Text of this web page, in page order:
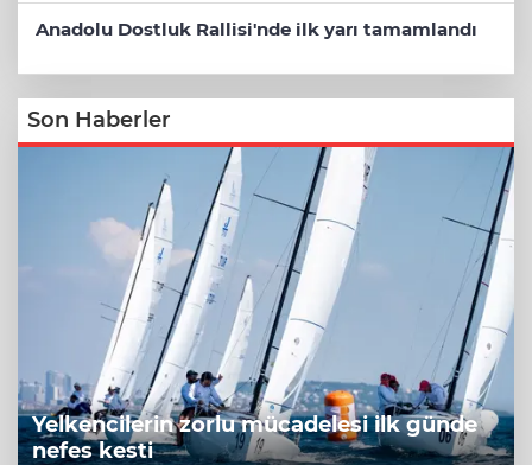
Anadolu Dostluk Rallisi'nde ilk yarı tamamlandı
Son Haberler
Yelkencilerin zorlu mücadelesi ilk günde
nefes kesti